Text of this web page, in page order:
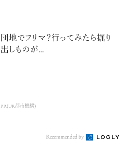
団地でフリマ？行ってみたら掘り
出しものが…
PR(UR都市機構)
Recommended by